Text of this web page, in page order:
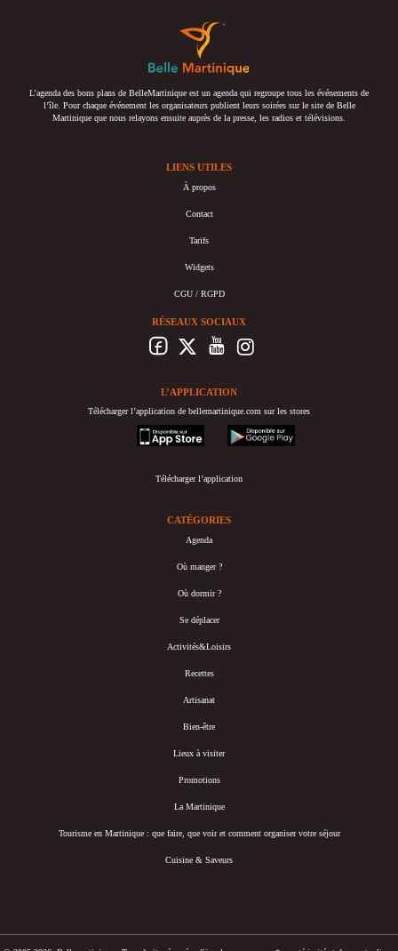
L’agenda des bons plans de BelleMartinique est un agenda qui regroupe tous les événements de
l’île. Pour chaque événement les organisateurs publient leurs soirées sur le site de Belle
Martinique que nous relayons ensuite auprès de la presse, les radios et télévisions.
LIENS UTILES
À propos
Contact
Tarifs
Widgets
CGU / RGPD
RÉSEAUX SOCIAUX
L’APPLICATION
Télécharger l’application de bellemartinique.com sur les stores
appstore
googleplay
Télécharger l’application
CATÉGORIES
Agenda
Où manger ?
Où dormir ?
Se déplacer
Activités&Loisirs
Recettes
Artisanat
Bien-être
Lieux à visiter
Promotions
La Martinique
Tourisme en Martinique : que faire, que voir et comment organiser votre séjour
Cuisine & Saveurs